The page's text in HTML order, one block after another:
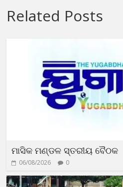
Related Posts
ମାସିକ ମଣ୍ଡଳ ସ୍ତରୀୟ ବୈଠକ
06/08/2026 0